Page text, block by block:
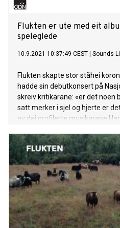
Flukten er ute med eit
speleglede
10.9.2021 10:37:49 CEST Sounds
Flukten skapte stor ståhei
hadde sin debutkonsert på
skreiv kritikarane: «er det noen
satt merker i sjel og hjerte er
av dei profilerte musikarane
endeleg albumet "Velkommen